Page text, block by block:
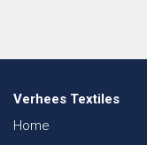
Verhees Textiles
Home